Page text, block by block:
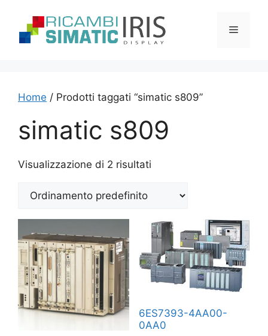
contenuto
Menu
Home / Prodotti taggati “simatic s809”
simatic s809
Visualizzazione di 2 risultati
6ES7393-4AA00-
0AA0